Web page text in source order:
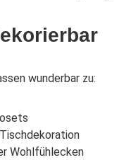
wunderbar zu:
Wohlfühlecken